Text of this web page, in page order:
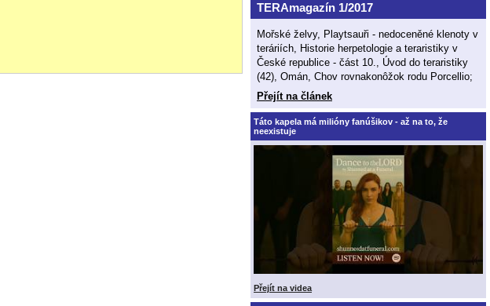
TERAmagazín 1/2017
Mořské želvy, Playtsauři - nedoceněné klenoty v
teráriích, Historie herpetologie a teraristiky v
České republice - část 10., Úvod do teraristiky
(42), Omán, Chov rovnakonôžok rodu Porcellio;
Přejít na článek
Táto kapela má milióny fanúšikov - až na to, že
neexistuje
Přejít na videa